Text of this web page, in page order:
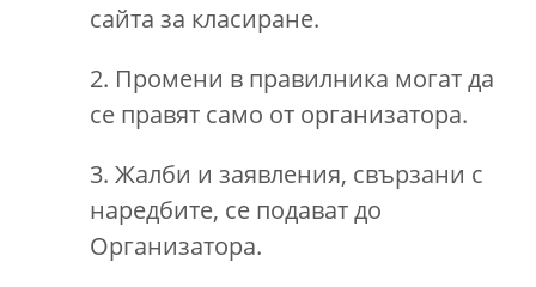
сайта за класиране.
2. Промени в правилника могат да
се правят само от организатора.
3. Жалби и заявления, свързани с
наредбите, се подават до
Организатора.